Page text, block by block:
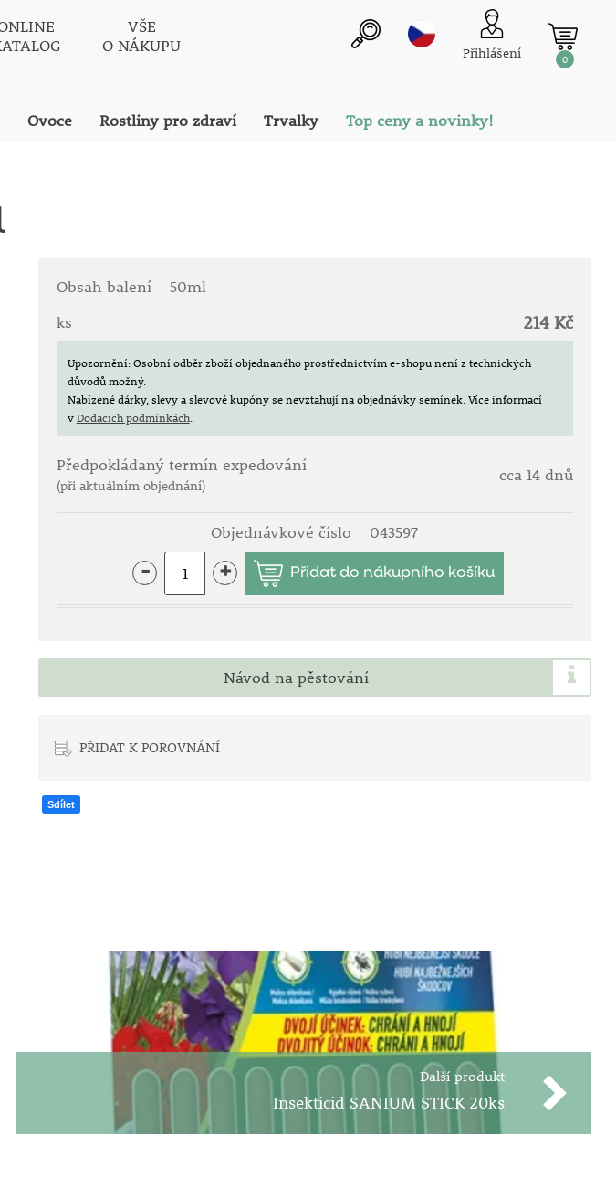
VŠE
O NÁKUPU
Přihlášení 0
Ovoce Rostliny pro zdraví Trvalky Top ceny a novinky!
Obsah balení
50ml
ks
214 Kč
Upozornění: Osobní odběr zboží objednaného prostřednictvím e-shopu není z technických
důvodů možný.
Nabízené dárky, slevy a slevové kupóny se nevztahují na objednávky semínek. Více informací
vDodacích podmínkách.
Předpokládaný termín expedování
(při aktuálním objednání)
cca 14 dnů
Objednávkové číslo 043597
- +
Návod na pěstování
PŘIDAT K POROVNÁNÍ
Sdílet
Další produkt
Insekticid SANIUM STICK 20ks